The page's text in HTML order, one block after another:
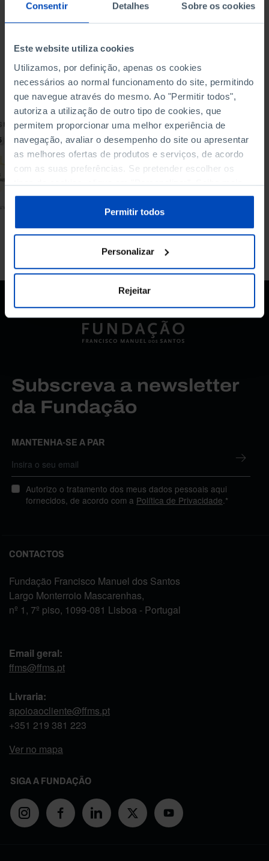
Consentir Detalhes Sobre os cookies
Este website utiliza cookies
Utilizamos, por definição, apenas os cookies
necessários ao normal funcionamento do site, permitindo
que navegue através do mesmo. Ao "Permitir todos",
autoriza a utilização de outro tipo de cookies, que
permitem proporcionar uma melhor experiência de
navegação, avaliar o desempenho do site ou apresentar
as melhores ofertas de produtos e serviços, de acordo
com as suas preferências. Se pretender escolher os
tipos de cookies, clique em "Personalizar". Saiba mais
sobre cookies através da gestão de preferências ou da
Política de Cookies.
Permitir todos
Personalizar
Rejeitar
Para pesquisar uma expressão coloque-a entre aspas
ARTIGO
50 anos de
Democracia em
números
24/04/2024
4 MIN
Subscreva a newsletter
da Fundação
MANTENHA-SE A PAR
Autorizo o tratamento dos meus dados pessoais aqui
fornecidos, de acordo com a Política de Privacidade .*
CONTACTOS
Fundação Francisco Manuel dos Santos
Largo Monterroio Mascarenhas,
nº 1, 7º piso, 1099-081 Lisboa - Portugal
Email geral:
ffms@ffms.pt
Livraria:
apoioaocliente@ffms.pt
+351 219 381 223
Ver no mapa
SIGA A FUNDAÇÃO